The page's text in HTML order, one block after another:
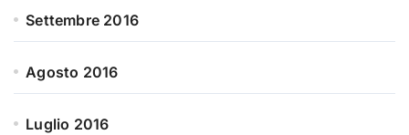
Settembre 2016
Agosto 2016
Luglio 2016